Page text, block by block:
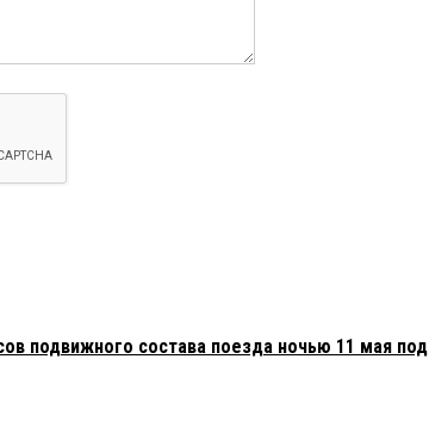
подвижного состава поезда ночью 11 мая под